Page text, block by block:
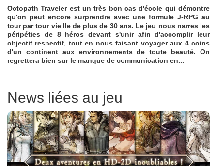
Octopath Traveler est un très bon cas d'école qui démontre
qu'on peut encore surprendre avec une formule J-RPG au
tour par tour vieille de plus de 30 ans. Le jeu nous narres les
péripéties de 8 héros devant s'unir afin d'accomplir leur
objectif respectif, tout en nous faisant voyager aux 4 coins
d'un continent aux environnements de toute beauté. On
regrettera bien sur le manque de communication en...
News liées au jeu